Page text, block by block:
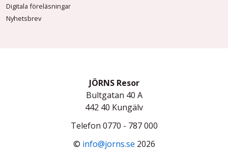
Digitala föreläsningar
Nyhetsbrev
JÖRNS Resor
Bultgatan 40 A
442 40 Kungälv
Telefon 0770 - 787 000
© info@jorns.se 2026